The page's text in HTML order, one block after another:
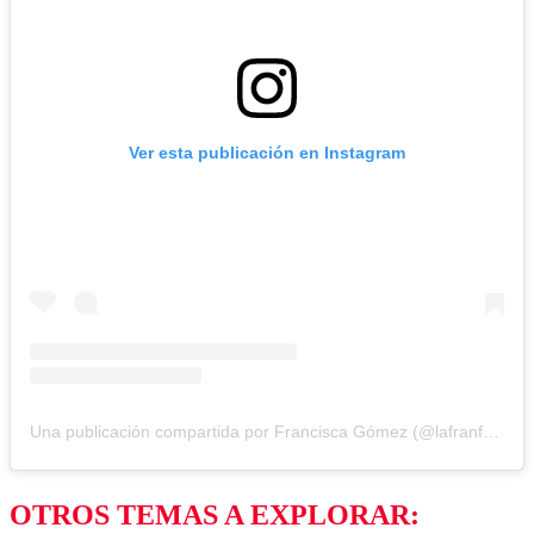
Ver esta publicación en Instagram
Una publicación compartida por Francisca Gómez (@lafranfranfran)
OTROS TEMAS A EXPLORAR: